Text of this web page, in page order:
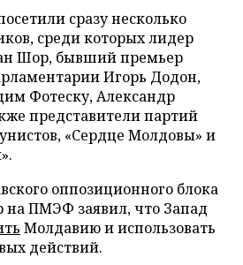
сразу несколько
среди которых лидер
Шор, бывший премьер
Игорь Додон,
Фотеску, Александр
представители партий
«Сердце Молдовы» и
оппозиционного блока
на ПМЭФ заявил, что Запад
Молдавию и использовать
действий.